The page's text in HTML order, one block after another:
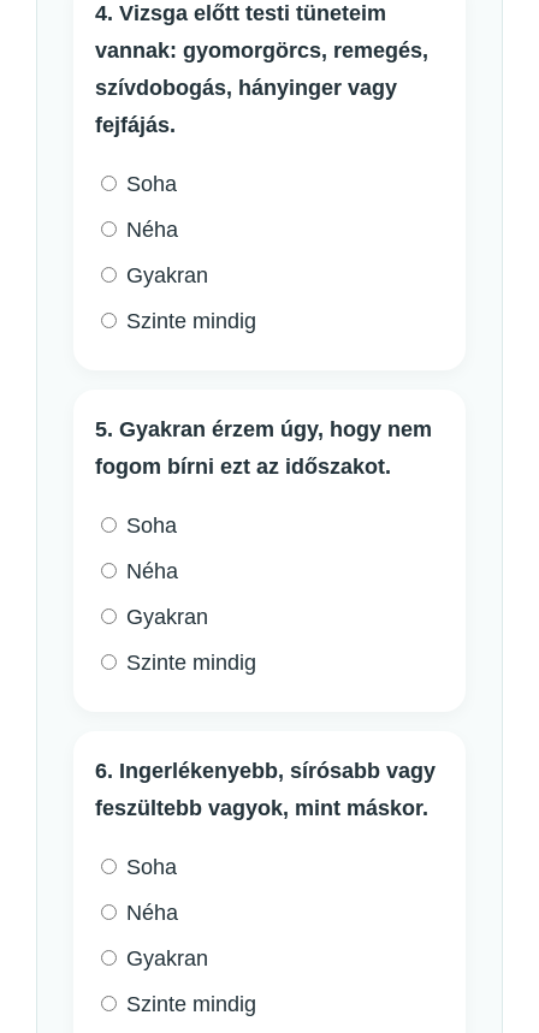
4. Vizsga előtt testi tüneteim
vannak: gyomorgörcs, remegés,
szívdobogás, hányinger vagy
fejfájás.
Soha
Néha
Gyakran
Szinte mindig
5. Gyakran érzem úgy, hogy nem
fogom bírni ezt az időszakot.
Soha
Néha
Gyakran
Szinte mindig
6. Ingerlékenyebb, sírósabb vagy
feszültebb vagyok, mint máskor.
Soha
Néha
Gyakran
Szinte mindig